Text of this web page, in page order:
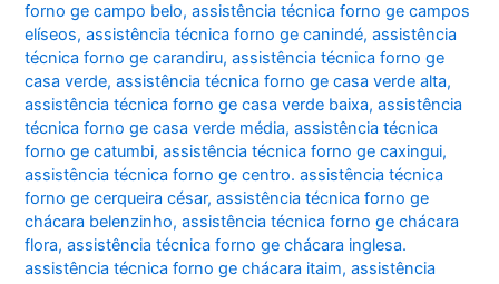
forno ge campo belo,assistência técnica forno ge campos
elíseos,assistência técnica forno ge canindé,assistência
técnica forno ge carandiru,assistência técnica forno ge
casa verde,assistência técnica forno ge casa verde alta,
assistência técnica forno ge casa verde baixa,assistência
técnica forno ge casa verde média,assistência técnica
forno ge catumbi,assistência técnica forno ge caxingui,
assistência técnica forno ge centro. assistência técnica
forno ge cerqueira césar,assistência técnica forno ge
chácara belenzinho,assistência técnica forno ge chácara
flora,assistência técnica forno ge chácara inglesa.
assistência técnica forno ge chácara itaim,assistência